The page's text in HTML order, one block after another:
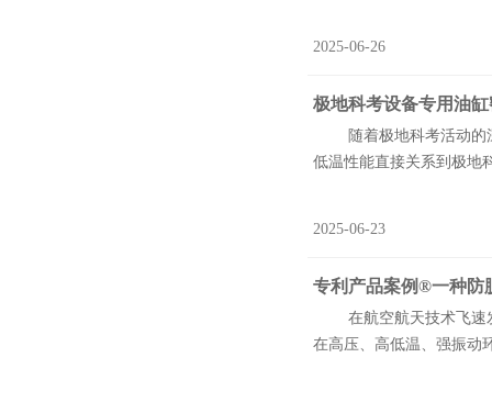
2025-06-26
极地科考设备专用油
随着极地科考活动的深
低温性能直接关系到极地
2025-06-23
专利产品案例®一种防
在航空航天技术飞速发
在高压、高低温、强振动